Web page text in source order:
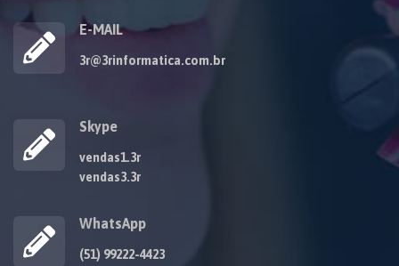
E-MAIL
3r@3rinformatica.com.br
Skype
vendas1.3r
vendas3.3r
WhatsApp
(51) 99222-4423